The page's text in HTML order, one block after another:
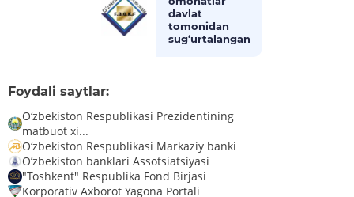
davlat
tomonidan
sug‘urtalangan
Foydali saytlar:
O‘zbekiston Respublikasi Prezidentining
matbuot xi...
O‘zbekiston Respublikasi Markaziy banki
O’zbekiston banklari Assotsiatsiyasi
"Toshkent" Respublika Fond Birjasi
Korporativ Axborot Yagona Portali